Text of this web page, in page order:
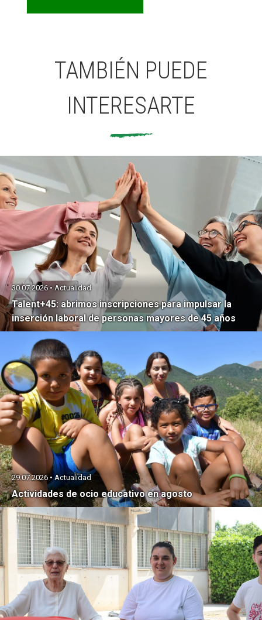
TAMBIÉN PUEDE
INTERESARTE
Talent+45: abrimos inscripciones para impulsar la
inserción laboral de personas mayores de 45 años
30.07.2026 • Actualidad
Actividades de ocio educativo en agosto
29.07.2026 • Actualidad